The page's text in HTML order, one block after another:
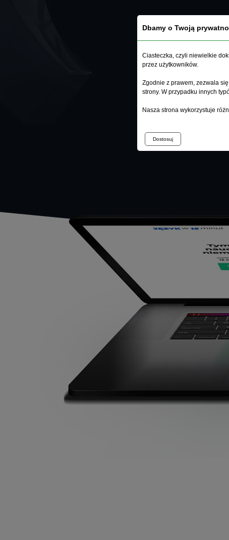
Dbamy o Twoją
Ciasteczka, czyli niewielkie
przez użytkowników.
Zgodnie z prawem, zezwala
strony. W przypadku innych
Nasza strona wykorzystuje
Dostosuj